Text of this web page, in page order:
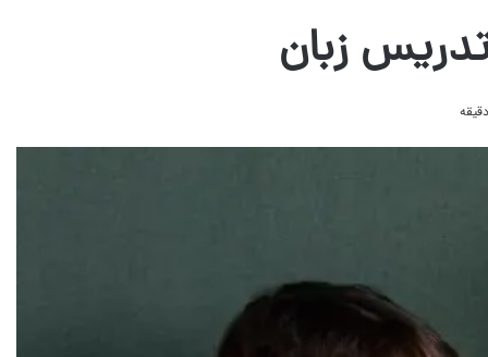
زبان